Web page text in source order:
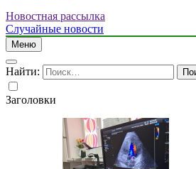
Новостная рассылка
Случайные новости
Меню
Найти:
Заголовки